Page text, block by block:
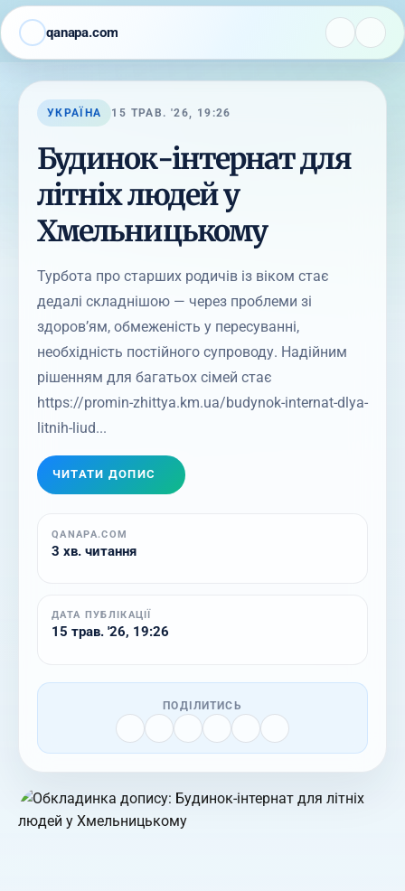
qanapa.com
УКРАЇНА 15 ТРАВ. '26, 19:26
Будинок-інтернат для
літніх людей у
Хмельницькому
Турбота про старших родичів із віком стає
дедалі складнішою — через проблеми зі
здоров’ям, обмеженість у пересуванні,
необхідність постійного супроводу. Надійним
рішенням для багатьох сімей стає
https://promin-zhittya.km.ua/budynok-internat-dlya-
litnih-liud...
ЧИТАТИ ДОПИС
QANAPA.COM
3 хв. читання
ДАТА ПУБЛІКАЦІЇ
15 трав. '26, 19:26
ПОДІЛИТИСЬ